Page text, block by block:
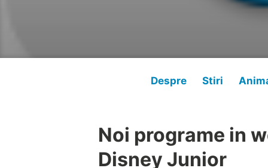
Despre Stiri
Noi programe in
Disney Junior